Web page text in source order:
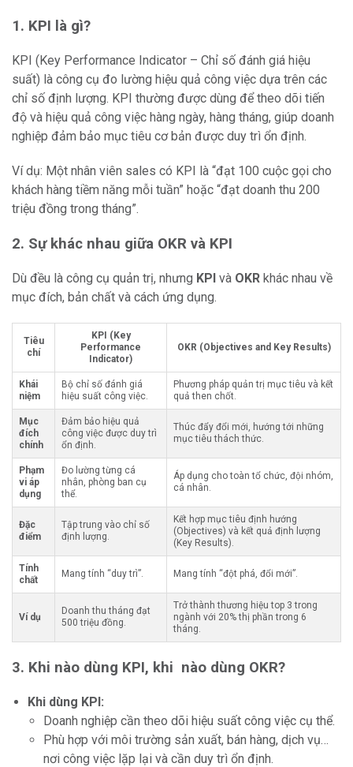
1. KPI là gì?
KPI (Key Performance Indicator – Chỉ số đánh giá hiệu
suất) là công cụ đo lường hiệu quả công việc dựa trên các
chỉ số định lượng. KPI thường được dùng để theo dõi tiến
độ và hiệu quả công việc hàng ngày, hàng tháng, giúp doanh
nghiệp đảm bảo mục tiêu cơ bản được duy trì ổn định.
Ví dụ: Một nhân viên sales có KPI là “đạt 100 cuộc gọi cho
khách hàng tiềm năng mỗi tuần” hoặc “đạt doanh thu 200
triệu đồng trong tháng”.
2. Sự khác nhau giữa OKR và KPI
Dù đều là công cụ quản trị, nhưng KPI và OKR khác nhau về
mục đích, bản chất và cách ứng dụng.
Tiêu
chí
KPI (Key
Performance
Indicator)
OKR (Objectives and Key Results)
Khái
niệm
Bộ chỉ số đánh giá
hiệu suất công việc.
Phương pháp quản trị mục tiêu và kết
quả then chốt.
Mục
đích
chính
Đảm bảo hiệu quả
công việc được duy trì
ổn định.
Thúc đẩy đổi mới, hướng tới những
mục tiêu thách thức.
Phạm
vi áp
dụng
Đo lường từng cá
nhân, phòng ban cụ
thể.
Áp dụng cho toàn tổ chức, đội nhóm,
cá nhân.
Đặc
điểm
Tập trung vào chỉ số
định lượng.
Kết hợp mục tiêu định hướng
(Objectives) và kết quả định lượng
(Key Results).
Tính
chất
Mang tính “duy trì”. Mang tính “đột phá, đổi mới”.
Ví dụ
Doanh thu tháng đạt
500 triệu đồng.
Trở thành thương hiệu top 3 trong
ngành với 20% thị phần trong 6
tháng.
3. Khi nào dùng KPI, khi nào dùng OKR?
Khi dùng KPI:
Doanh nghiệp cần theo dõi hiệu suất công việc cụ thể.
Phù hợp với môi trường sản xuất, bán hàng, dịch vụ…
nơi công việc lặp lại và cần duy trì ổn định.